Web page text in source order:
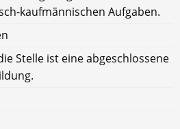
kaufmännischen Aufgaben.
Stelle ist eine abgeschlossene